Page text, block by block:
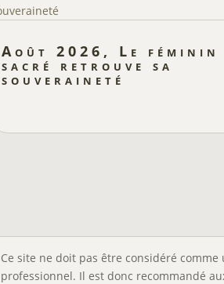
Août 2026, Le féminin
sacré retrouve sa
souveraineté
Ce site ne doit pas être considéré
professionnel. Il est donc recommandé